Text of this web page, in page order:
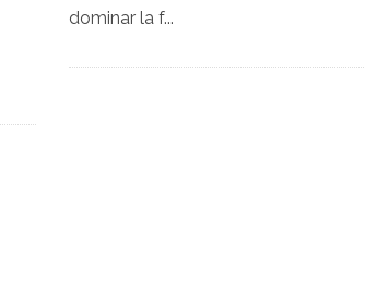
dominar la f...